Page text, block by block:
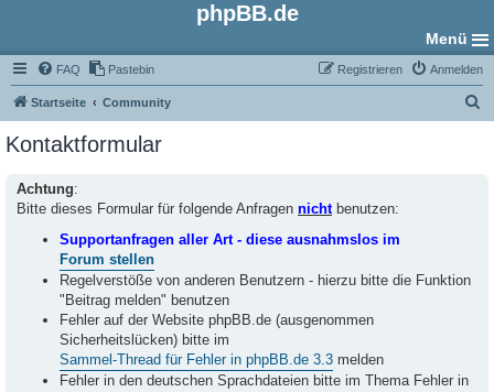
phpBB.de
Menü
FAQ Pastebin Anmelden
Registrieren
Startseite Community
Kontaktformular
Achtung:
Bitte dieses Formular für folgende Anfragen nichtbenutzen:
Supportanfragen aller Art - diese ausnahmslos im
Forum stellen
Regelverstöße von anderen Benutzern - hierzu bitte die Funktion
"Beitrag melden" benutzen
Fehler auf der Website phpBB.de (ausgenommen
Sicherheitslücken) bitte im
Sammel-Thread für Fehler in phpBB.de 3.3 melden
Fehler in den deutschen Sprachdateien bitte im Thema Fehler in